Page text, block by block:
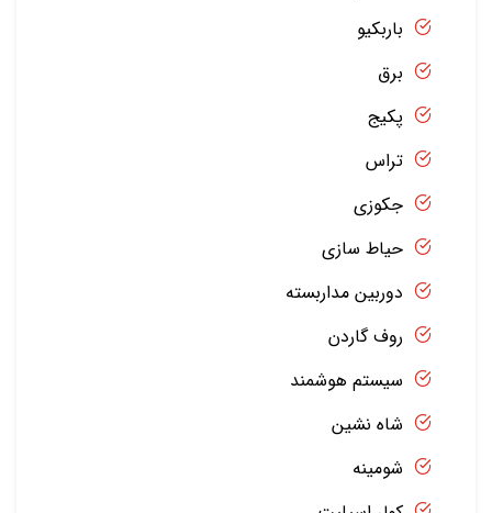
باربکیو
برق
پکیج
تراس
جکوزی
حیاط سازی
دوربین مداربسته
روف گاردن
سیستم هوشمند
شاه نشین
شومینه